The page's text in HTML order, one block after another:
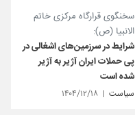
سخنگوی قرارگاه مرکزی خاتم
الانبیا (ص):
شرایط در سرزمین‌های اشغالی در
پی حملات ایران آژیر به آژیر
شده است
سیاست ۱۴۰۴/۱۲/۱۸